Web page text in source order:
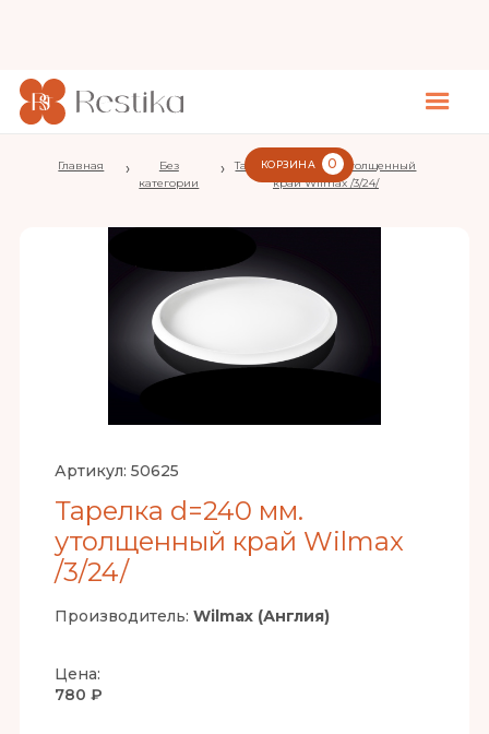
КОРЗИНА 0
Главная ›
Без
категории
›
Тарелка d=240 мм. утолщенный
край Wilmax /3/24/
Артикул: 50625
Тарелка d=240 мм.
утолщенный край Wilmax
/3/24/
Производитель: Wilmax (Англия)
Цена:
780 ₽